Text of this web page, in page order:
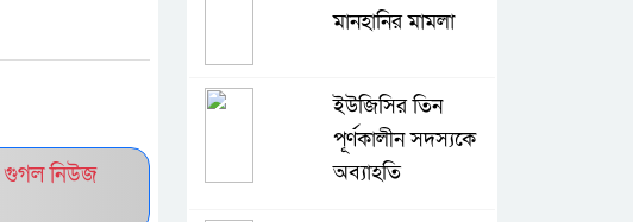
গুগল নিউজ
মানহানির মামলা
ইউজিসির তিন
পূর্ণকালীন সদস্যকে
অব্যাহতি